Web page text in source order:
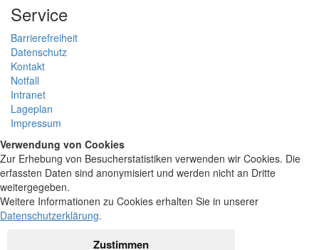
Service
Barrierefreiheit
Datenschutz
Kontakt
Notfall
Intranet
Lageplan
Impressum
Verwendung von Cookies
Zur Erhebung von Besucherstatistiken verwenden wir Cookies. Die
erfassten Daten sind anonymisiert und werden nicht an Dritte
weitergegeben.
Weitere Informationen zu Cookies erhalten Sie in unserer
Datenschutzerklärung.
Zustimmen